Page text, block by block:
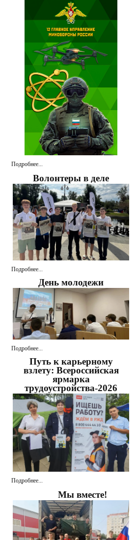
Подробнее...
Волонтеры в деле
Подробнее...
День молодежи
Подробнее...
Путь к карьерному
взлету: Всероссийская
ярмарка
трудоустройства-2026
Подробнее...
Мы вместе!